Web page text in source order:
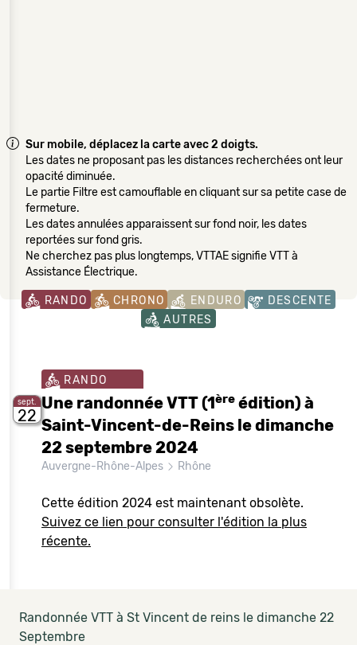
Sur mobile, déplacez la carte avec 2 doigts.
Les dates ne proposant pas les distances recherchées ont leur
opacité diminuée.
Le partie Filtre est camouflable en cliquant sur sa petite case de
fermeture.
Les dates annulées apparaissent sur fond noir, les dates
reportées sur fond gris.
Ne cherchez pas plus longtemps, VTTAE signifie VTT à
Assistance Électrique.
RANDO CHRONO ENDURO
DESCENTE
AUTRES
sept.
22
RANDO
Une randonnée VTT (1ère édition) à
Saint-Vincent-de-Reins le dimanche
22 septembre 2024
Auvergne-Rhône-Alpes Rhône
Cette édition 2024 est maintenant obsolète.
Suivez ce lien pour consulter l'édition la plus
récente.
Randonnée VTT à St Vincent de reins le dimanche 22
Septembre